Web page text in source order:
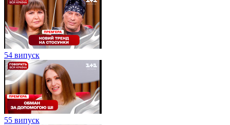
54 випуск
55 випуск